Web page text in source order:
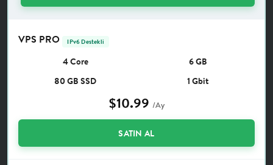
VPS PRO IPv6 Destekli
4 Core
6 GB
80 GB SSD
1 Gbit
$10.99 /Ay
SATIN AL